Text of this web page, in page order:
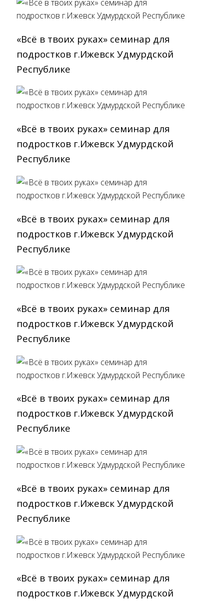
«Всё в твоих руках» cеминар для
подростков г.Ижевск Удмурдской
Республике
«Всё в твоих руках» cеминар для
подростков г.Ижевск Удмурдской
Республике
«Всё в твоих руках» cеминар для
подростков г.Ижевск Удмурдской
Республике
«Всё в твоих руках» cеминар для
подростков г.Ижевск Удмурдской
Республике
«Всё в твоих руках» cеминар для
подростков г.Ижевск Удмурдской
Республике
«Всё в твоих руках» cеминар для
подростков г.Ижевск Удмурдской
Республике
«Всё в твоих руках» cеминар для
подростков г.Ижевск Удмурдской